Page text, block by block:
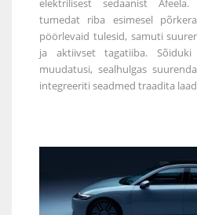
elektrilisest sedaanist
tumedat riba esimesel
pöörlevaid tulesid, samuti
ja aktiivset tagatiiba.
muudatusi, sealhulgas
integreeriti seadmed traadita